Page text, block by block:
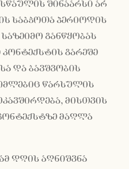
შინაარსი არ
საბჭოთა პერიოდის
განწყობას
გარეშე
და ბავშვობის
წარსულის
მისთვის
მაღლა
დღის აღნიშვნა